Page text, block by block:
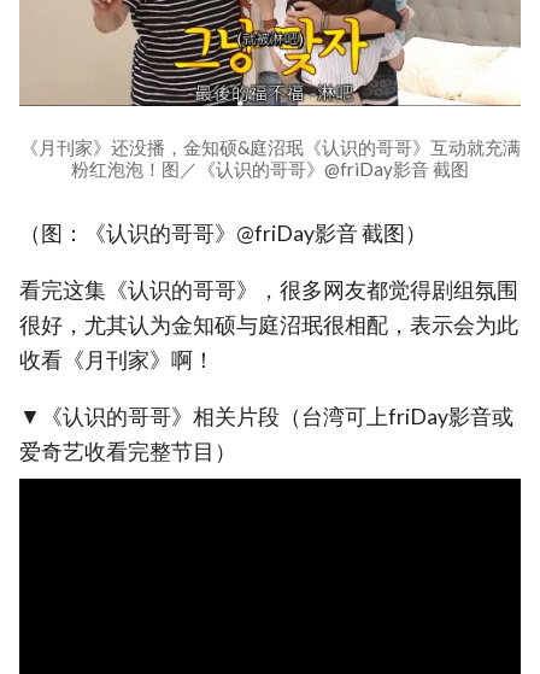
《月刊家》还没播，金知硕&庭沼珉《认识的哥哥》互动就充满
粉红泡泡！图／《认识的哥哥》@friDay影音 截图
（图：《认识的哥哥》@friDay影音 截图）
看完这集《认识的哥哥》，很多网友都觉得剧组氛围
很好，尤其认为金知硕与庭沼珉很相配，表示会为此
收看《月刊家》啊！
▼《认识的哥哥》相关片段（台湾可上friDay影音或
爱奇艺收看完整节目）